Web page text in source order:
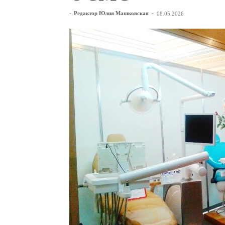
- Редактор Юлия Машковская - 08.05.2026